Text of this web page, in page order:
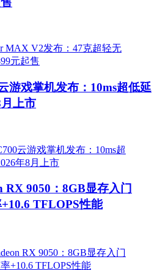
游戏掌机发布：10ms超低延
上市
RX 9050：8GB显存入门
TFLOPS性能